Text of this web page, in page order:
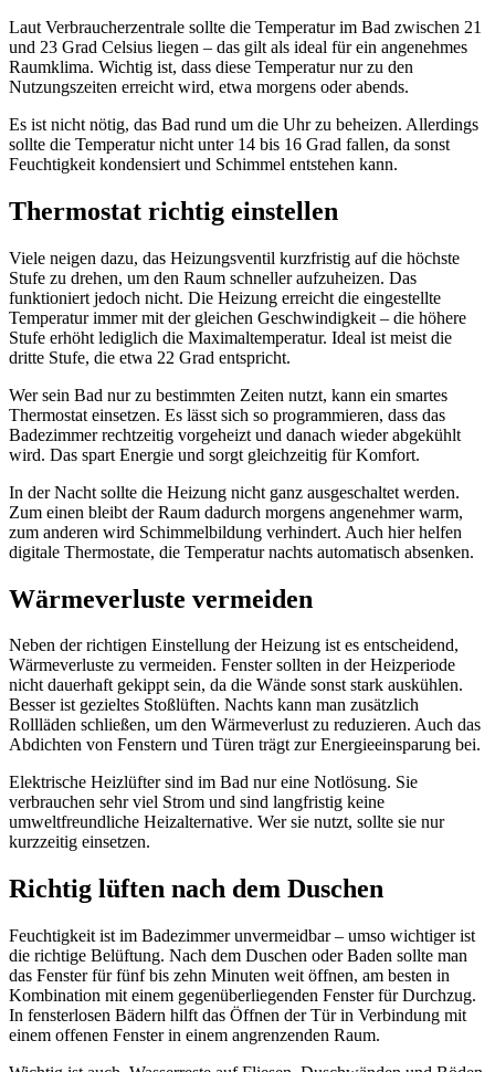
Laut Verbraucherzentrale sollte die Temperatur im Bad zwischen 21
und 23 Grad Celsius liegen – das gilt als ideal für ein angenehmes
Raumklima. Wichtig ist, dass diese Temperatur nur zu den
Nutzungszeiten erreicht wird, etwa morgens oder abends.
Es ist nicht nötig, das Bad rund um die Uhr zu beheizen. Allerdings
sollte die Temperatur nicht unter 14 bis 16 Grad fallen, da sonst
Feuchtigkeit kondensiert und Schimmel entstehen kann.
Thermostat richtig einstellen
Viele neigen dazu, das Heizungsventil kurzfristig auf die höchste
Stufe zu drehen, um den Raum schneller aufzuheizen. Das
funktioniert jedoch nicht. Die Heizung erreicht die eingestellte
Temperatur immer mit der gleichen Geschwindigkeit – die höhere
Stufe erhöht lediglich die Maximaltemperatur. Ideal ist meist die
dritte Stufe, die etwa 22 Grad entspricht.
Wer sein Bad nur zu bestimmten Zeiten nutzt, kann ein smartes
Thermostat einsetzen. Es lässt sich so programmieren, dass das
Badezimmer rechtzeitig vorgeheizt und danach wieder abgekühlt
wird. Das spart Energie und sorgt gleichzeitig für Komfort.
In der Nacht sollte die Heizung nicht ganz ausgeschaltet werden.
Zum einen bleibt der Raum dadurch morgens angenehmer warm,
zum anderen wird Schimmelbildung verhindert. Auch hier helfen
digitale Thermostate, die Temperatur nachts automatisch absenken.
Wärmeverluste vermeiden
Neben der richtigen Einstellung der Heizung ist es entscheidend,
Wärmeverluste zu vermeiden. Fenster sollten in der Heizperiode
nicht dauerhaft gekippt sein, da die Wände sonst stark auskühlen.
Besser ist gezieltes Stoßlüften. Nachts kann man zusätzlich
Rollläden schließen, um den Wärmeverlust zu reduzieren. Auch das
Abdichten von Fenstern und Türen trägt zur Energieeinsparung bei.
Elektrische Heizlüfter sind im Bad nur eine Notlösung. Sie
verbrauchen sehr viel Strom und sind langfristig keine
umweltfreundliche Heizalternative. Wer sie nutzt, sollte sie nur
kurzzeitig einsetzen.
Richtig lüften nach dem Duschen
Feuchtigkeit ist im Badezimmer unvermeidbar – umso wichtiger ist
die richtige Belüftung. Nach dem Duschen oder Baden sollte man
das Fenster für fünf bis zehn Minuten weit öffnen, am besten in
Kombination mit einem gegenüberliegenden Fenster für Durchzug.
In fensterlosen Bädern hilft das Öffnen der Tür in Verbindung mit
einem offenen Fenster in einem angrenzenden Raum.